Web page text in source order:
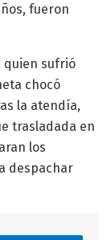
fueron
quien sufrió
chocó
la atendía,
trasladada en
los
despachar